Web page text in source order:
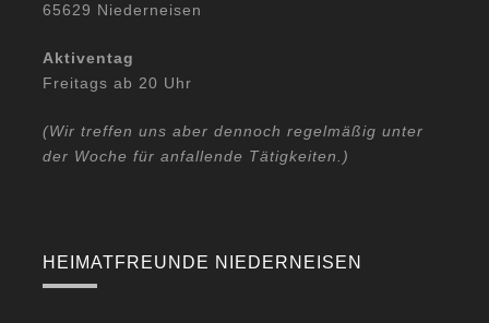
65629 Niederneisen
Aktiventag
Freitags ab 20 Uhr
(Wir treffen uns aber dennoch regelmäßig unter
der Woche für anfallende Tätigkeiten.)
HEIMATFREUNDE NIEDERNEISEN